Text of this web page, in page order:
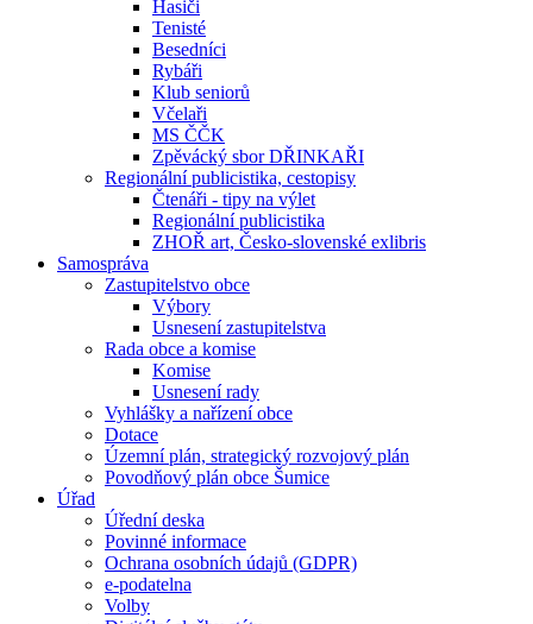
Hasiči
Tenisté
Besedníci
Rybáři
Klub seniorů
Včelaři
MS ČČK
Zpěvácký sbor DŘINKAŘI
Regionální publicistika, cestopisy
Čtenáři - tipy na výlet
Regionální publicistika
ZHOŘ art, Česko-slovenské exlibris
Samospráva
Zastupitelstvo obce
Výbory
Usnesení zastupitelstva
Rada obce a komise
Komise
Usnesení rady
Vyhlášky a nařízení obce
Dotace
Územní plán, strategický rozvojový plán
Povodňový plán obce Šumice
Úřad
Úřední deska
Povinné informace
Ochrana osobních údajů (GDPR)
e-podatelna
Volby